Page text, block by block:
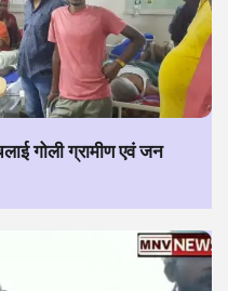
गोली ग्रामीण एवं जन